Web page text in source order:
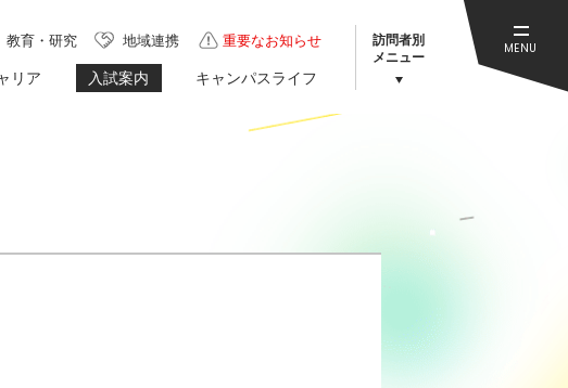
教育・研究 地域連携 重要なお知らせ
リア 入試案内 キャンパスライフ
訪問者別
メニュー
MENU